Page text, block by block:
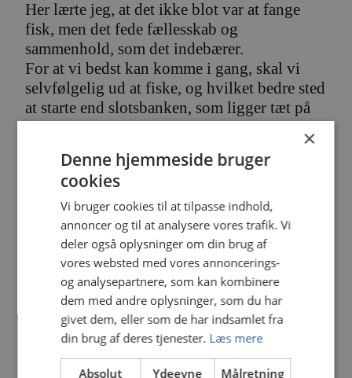
Her lærte jeg, at det ikke blot var at fange
fisk, men det fede fællesskab og
sammenhold, som det indebærer.
For at vi bedst kan komme i gang, skal vi
selvfølgelig ud at fiske, og hvilket bedre sted
at starte end slotsbanken, som ligger tæt på
klubhuset, der er rig mulighed for fangst af
søndag den 21. Juni, hvor vi mødes kl.
12:00ved klubhuset på engdraget 18, 6800
Varde. Vi starter med en grillpølse og en
sodavand, og gør herefter grejet klar inden vi
går mod fiskevandet Er man helt ny indenfor
fiskeri, så frygt ej! Vi har en masse fed
udlånsgrej, som juniorerne kan låne kvit og
Turen slutter med en sodavand ved
klubhuset cirka kl. 16:30.
Tilmelding sker her i tråden eller på
telefon: 60189269
×
Denne hjemmeside bruger
cookies
Vi bruger cookies til at tilpasse indhold,
annoncer og til at analysere vores trafik. Vi
deler også oplysninger om din brug af
vores websted med vores annoncerings-
og analysepartnere, som kan kombinere
dem med andre oplysninger, som du har
givet dem, eller som de har indsamlet fra
din brug af deres tjenester. Læs mere
Absolut
Ydeevne Målretning